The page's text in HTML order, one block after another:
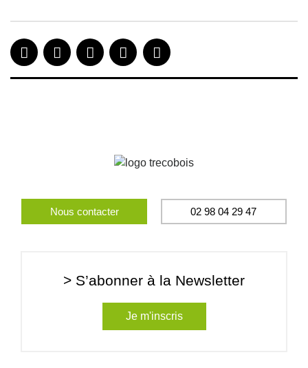
Nous contacter 02 98 04 29 47
> S’abonner à la Newsletter
Je m'inscris